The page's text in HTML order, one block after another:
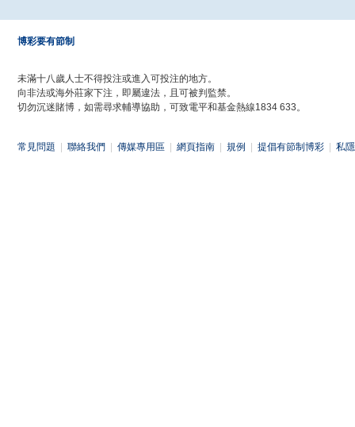
博彩要有節制
未滿十八歲人士不得投注或進入可投注的地方。
向非法或海外莊家下注，即屬違法，且可被判監禁。
切勿沉迷賭博，如需尋求輔導協助，可致電平和基金熱線1834 633。
常見問題 聯絡我們 傳媒專用區 網頁指南 規例 提倡有節制博彩 私